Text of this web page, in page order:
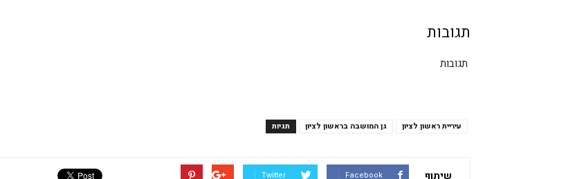
תגובות
תגובות
תגיות גן המושבה בראשון לציון עיריית ראשון לציון
שיתוף Facebook
Twitter